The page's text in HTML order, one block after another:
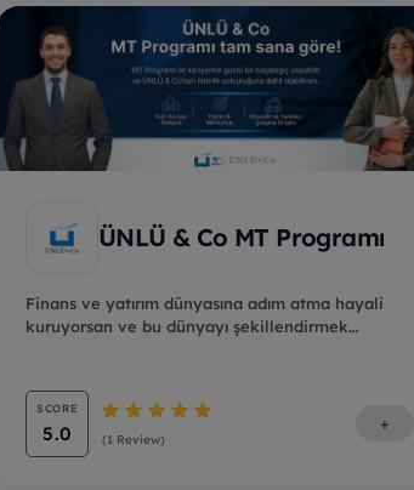
ÜNLÜ & Co MT Programı
Finans ve yatırım dünyasına adım atma hayali
kuruyorsan ve bu dünyayı şekillendirmek
SCORE
5.0 (1 Review)
+